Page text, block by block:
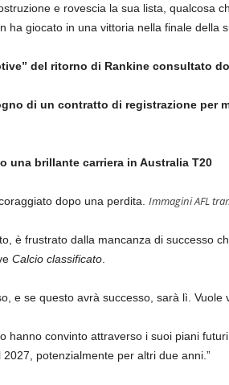
e rovescia la sua lista, qualcosa
ha giocato in una vittoria nella finale della
del ritorno di Rankine consultato
di un contratto di registrazione per
una brillante carriera in Australia T20
dopo una perdita. Immagini AFL
è frustrato dalla mancanza di successo
Calcio classificato.
e se questo avrà successo, sarà lì. Vuole
hanno convinto attraverso i suoi piani
potenzialmente per altri due anni.”